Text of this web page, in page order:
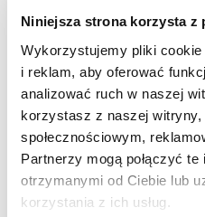
Niniejsza strona korzysta z
Wykorzystujemy pliki
i reklam, aby oferować
analizować ruch w naszej
korzystasz z naszej witryny,
społecznościowym,
Partnerzy mogą połączyć
otrzymanymi od Ciebie lub
korzystania z ich usług.
OUTLET
Sukienka damska
49,99 zł
Cena regularna 139,99 zł
Najniższa cena z 30 dni przed
obniżką59,99 zł